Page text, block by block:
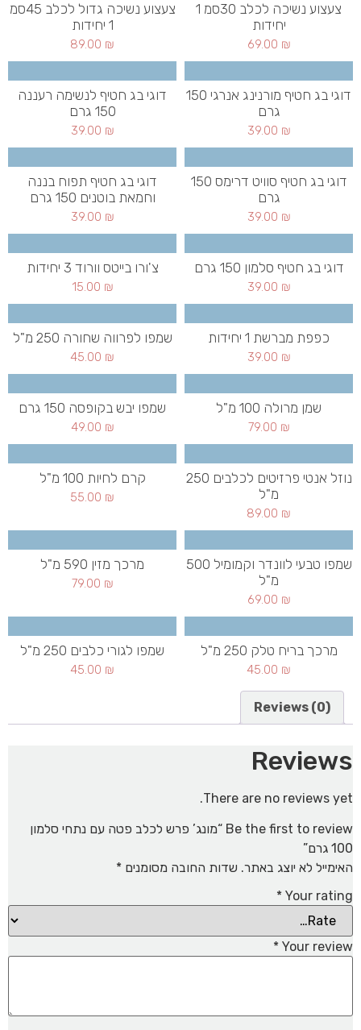
צעצוע נשיכה לכלב 30סמ 1
יחידות
69.00 ₪
צעצוע נשיכה גדול לכלב 45סמ
1 יחידות
89.00 ₪
דוגי בג חטיף מורנינג אנרגי 150
גרם
39.00 ₪
דוגי בג חטיף לנשימה רעננה
150 גרם
39.00 ₪
דוגי בג חטיף סוויט דרימס 150
גרם
39.00 ₪
דוגי בג חטיף תפוח בננה
וחמאת בוטנים 150 גרם
39.00 ₪
דוגי בג חטיף סלמון 150 גרם
39.00 ₪
צ'ורו בייטס וורוד 3 יחידות
15.00 ₪
כפפת מברשת 1 יחידות
39.00 ₪
שמפו לפרווה שחורה 250 מ"ל
45.00 ₪
שמן מרולה 100 מ"ל
79.00 ₪
שמפו יבש בקופסה 150 גרם
49.00 ₪
נוזל אנטי פרזיטים לכלבים 250
מ"ל
89.00 ₪
קרם לחיות 100 מ"ל
55.00 ₪
שמפו טבעי לוונדר וקמומיל 500
מ"ל
69.00 ₪
מרכך מזין 590 מ"ל
79.00 ₪
מרכך בריח טלק 250 מ"ל
45.00 ₪
שמפו לגורי כלבים 250 מ"ל
45.00 ₪
Reviews (0)
Reviews
There are no reviews yet.
Be the first to review “מונג’ פרש לכלב פטה עם נתחי סלמון
100 גרם”
האימייל לא יוצג באתר. שדות החובה מסומנים *
Your rating
*
Your review
*